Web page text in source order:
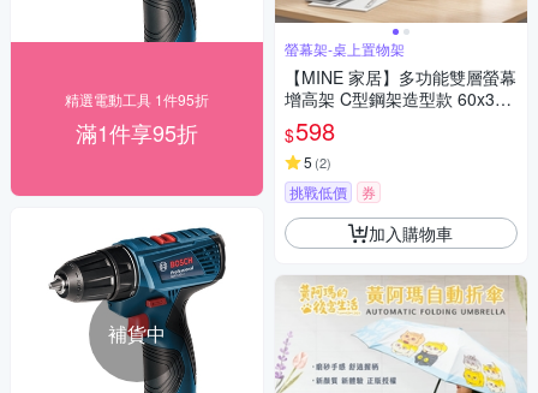
精選電動工具 1件95折
滿1件享95折
補貨中
螢幕架-桌上置物架
【MINE 家居】多功能雙層螢幕
增高架 C型鋼架造型款 60x30x
55cm(螢幕架 桌上置物架 增高
架)
$598
5 (2)
挑戰低價 券
加入購物車